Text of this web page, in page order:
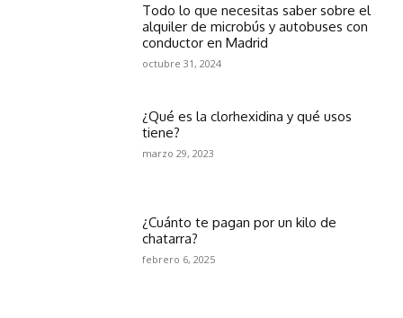
Todo lo que necesitas saber sobre el
alquiler de microbús y autobuses con
conductor en Madrid
octubre 31, 2024
¿Qué es la clorhexidina y qué usos
tiene?
marzo 29, 2023
¿Cuánto te pagan por un kilo de
chatarra?
febrero 6, 2025